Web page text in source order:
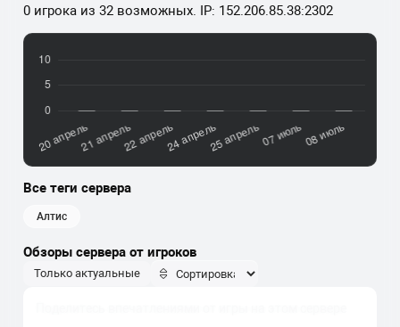
0 игрока из 32 возможных. IP: 152.206.85.38:2302
Все теги сервера
алтис
Обзоры сервера от игроков
Только актуальные